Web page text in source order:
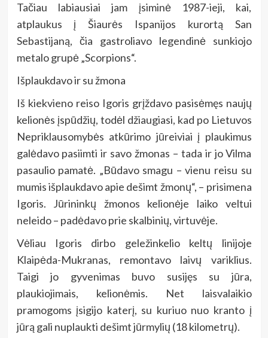
Tačiau labiausiai jam įsiminė 1987-ieji, kai,
atplaukus į Šiaurės Ispanijos kurortą San
Sebastijaną, čia gastroliavo legendinė sunkiojo
metalo grupė „Scorpions“.
Išplaukdavo ir su žmona
Iš kiekvieno reiso Igoris grįždavo pasisėmęs naujų
kelionės įspūdžių, todėl džiaugiasi, kad po Lietuvos
Nepriklausomybės atkūrimo jūreiviai į plaukimus
galėdavo pasiimti ir savo žmonas – tada ir jo Vilma
pasaulio pamatė. „Būdavo smagu – vienu reisu su
mumis išplaukdavo apie dešimt žmonų“, – prisimena
Igoris. Jūrininkų žmonos kelionėje laiko veltui
neleido – padėdavo prie skalbinių, virtuvėje.
Vėliau Igoris dirbo geležinkelio keltų linijoje
Klaipėda-Mukranas, remontavo laivų variklius.
Taigi jo gyvenimas buvo susijęs su jūra,
plaukiojimais, kelionėmis. Net laisvalaikio
pramogoms įsigijo katerį, su kuriuo nuo kranto į
jūrą gali nuplaukti dešimt jūrmylių (18 kilometrų).